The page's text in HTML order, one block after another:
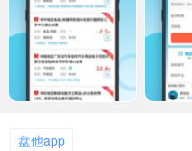
盘他app